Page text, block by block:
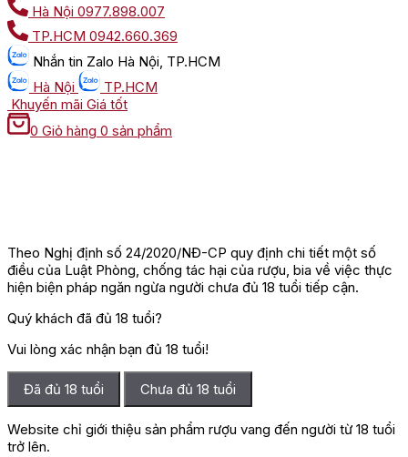
Hà Nội 0977.898.007
TP.HCM 0942.660.369
Nhắn tin Zalo Hà Nội, TP.HCM
Hà Nội
TP.HCM
Khuyến mãi Giá tốt
0 Giỏ hàng 0 sản phẩm
Theo Nghị định số 24/2020/NĐ-CP quy định chi tiết một số
điều của Luật Phòng, chống tác hại của rượu, bia về việc thực
hiện biện pháp ngăn ngừa người chưa đủ 18 tuổi tiếp cận.
Quý khách đã đủ 18 tuổi?
Vui lòng xác nhận bạn đủ 18 tuổi!
Đã đủ 18 tuổi Chưa đủ 18 tuổi
Website chỉ giới thiệu sản phẩm rượu vang đến người từ 18 tuổi
trở lên.